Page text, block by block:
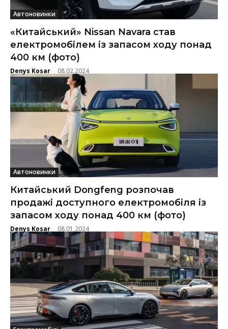
Автоновинки
«Китайський» Nissan Navara став
електромобілем із запасом ходу понад
400 км (фото)
Denys Kosar - 08.02.2024
Автоновинки
Китайський Dongfeng розпочав
продажі доступного електромобіля із
запасом ходу понад 400 км (фото)
Denys Kosar - 08.01.2024